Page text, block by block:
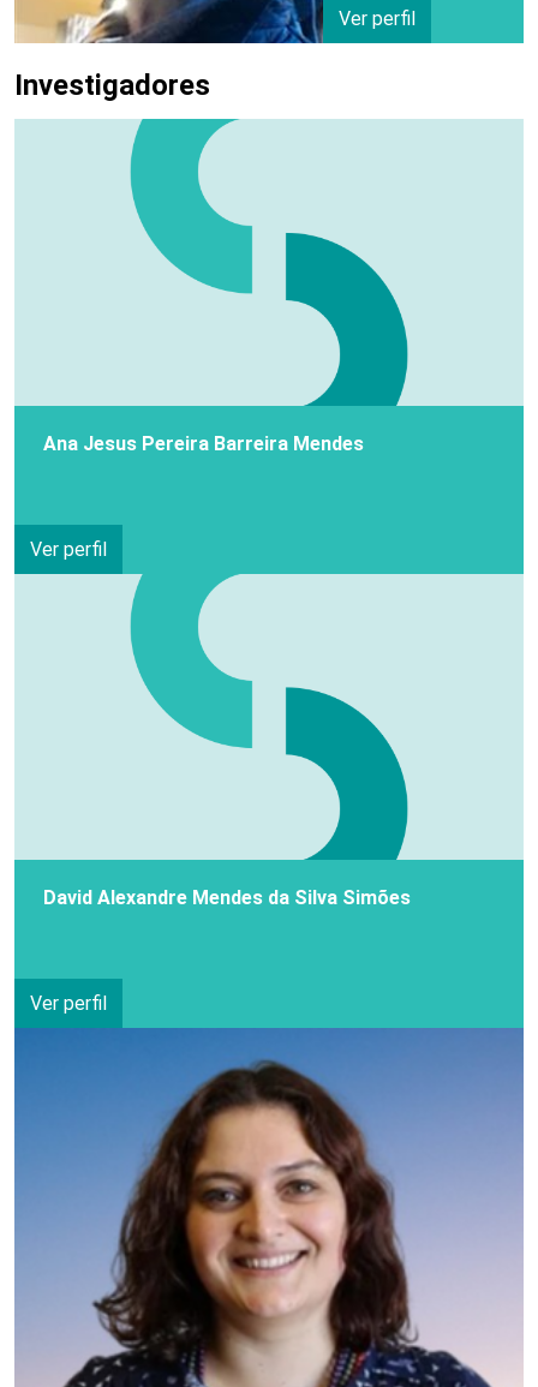
Ver perfil
Investigadores
Ana Jesus Pereira Barreira Mendes
Ver perfil
David Alexandre Mendes da Silva Simões
Ver perfil